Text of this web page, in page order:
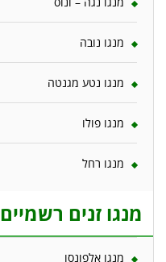
מנגו נובה
מנגו נטע מגנטה
מנגו פולו
מנגו רחל
מנגו זנים רשמיים
מנגו אלפונסו